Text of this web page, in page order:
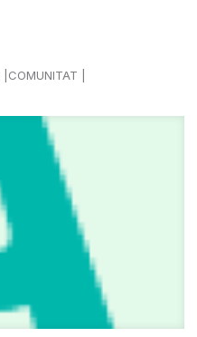
COMUNITAT